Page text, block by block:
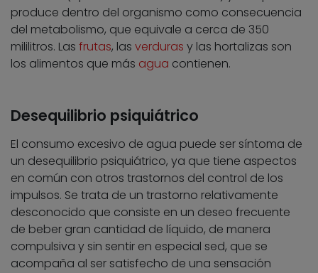
produce dentro del organismo como consecuencia
del metabolismo, que equivale a cerca de 350
mililitros. Las frutas, las verduras y las hortalizas son
los alimentos que más agua contienen.
Desequilibrio psiquiátrico
El consumo excesivo de agua puede ser síntoma de
un desequilibrio psiquiátrico, ya que tiene aspectos
en común con otros trastornos del control de los
impulsos. Se trata de un trastorno relativamente
desconocido que consiste en un deseo frecuente
de beber gran cantidad de líquido, de manera
compulsiva y sin sentir en especial sed, que se
acompaña al ser satisfecho de una sensación